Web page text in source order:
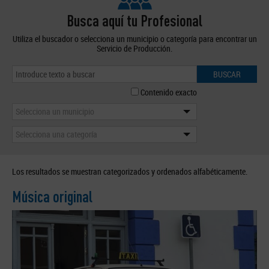
Busca aquí tu Profesional
Utiliza el buscador o selecciona un municipio o categoría para encontrar un
Servicio de Producción.
BUSCAR
Contenido exacto
Selecciona un municipio
Selecciona una categoría
Los resultados se muestran categorizados y ordenados alfabéticamente.
Música original